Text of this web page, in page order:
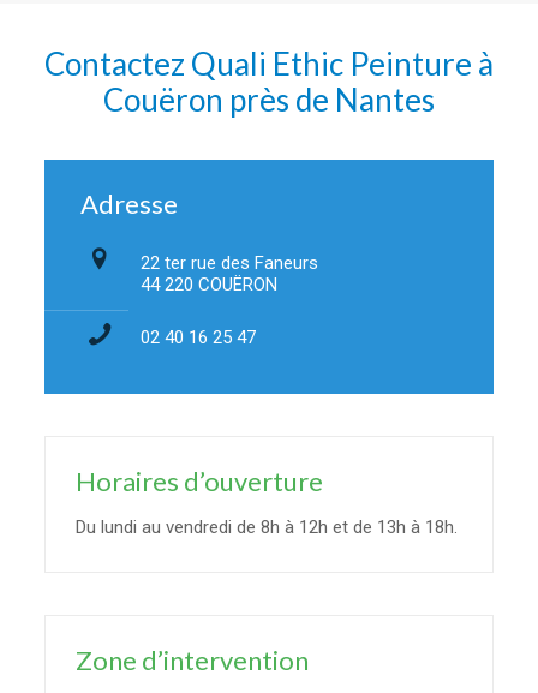
Contactez Quali Ethic Peinture à
Couëron près de Nantes
Adresse
22 ter rue des Faneurs
44 220 COUËRON
02 40 16 25 47
Horaires d’ouverture
Du lundi au vendredi de 8h à 12h et de 13h à 18h.
Zone d’intervention